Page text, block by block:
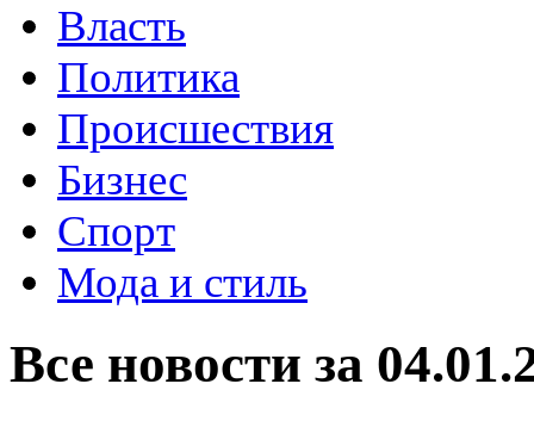
Власть
Политика
Происшествия
Бизнес
Спорт
Мода и стиль
Все новости за